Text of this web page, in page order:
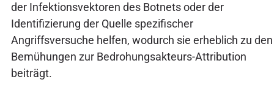
der Infektionsvektoren des Botnets oder der
Identifizierung der Quelle spezifischer
Angriffsversuche helfen, wodurch sie erheblich zu den
Bemühungen zur Bedrohungsakteurs-Attribution
beiträgt.